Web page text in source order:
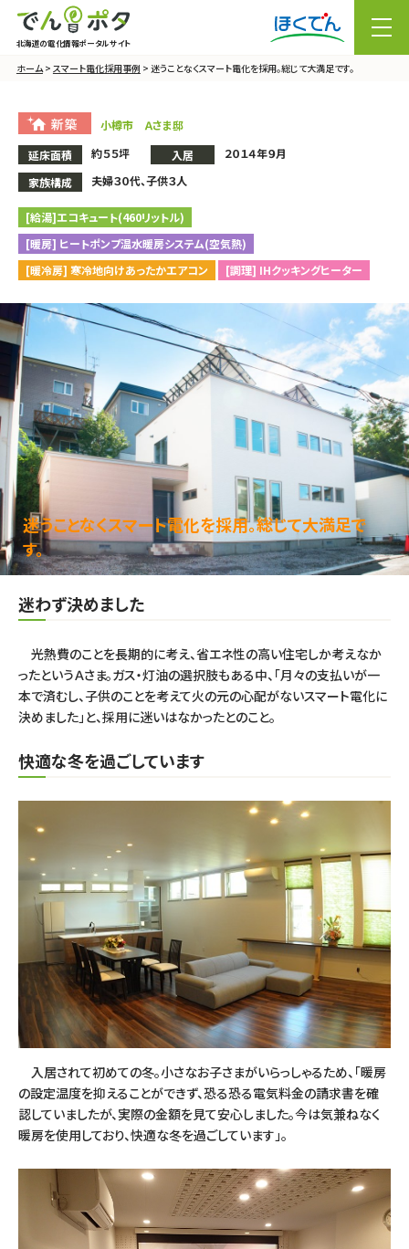
北海道の電化情報ポータルサイト
ホーム> スマート電化採用事例 > 迷うことなくスマート電化を採用。総じて大満足です。
小樽市 Ａさま邸
延床面積
約５５坪 入居
２０１４年９月
家族構成
夫婦３０代、子供３人
[給湯]エコキュート(460リットル)
[暖房] ヒートポンプ温水暖房システム(空気熱)
[暖冷房] 寒冷地向けあったかエアコン
[調理] IHクッキングヒーター
迷うことなくスマート電化を採用。総じて大満足で
す。
迷わず決めました
光熱費のことを長期的に考え、省エネ性の高い住宅しか考えなか
ったというＡさま。ガス・灯油の選択肢もある中、「月々の支払いが一
本で済むし、子供のことを考えて火の元の心配がないスマート電化に
決めました」と、採用に迷いはなかったとのこと。
快適な冬を過ごしています
入居されて初めての冬。小さなお子さまがいらっしゃるため、「暖房
の設定温度を抑えることができず、恐る恐る電気料金の請求書を確
認していましたが、実際の金額を見て安心しました。今は気兼ねなく
暖房を使用しており、快適な冬を過ごしています」。